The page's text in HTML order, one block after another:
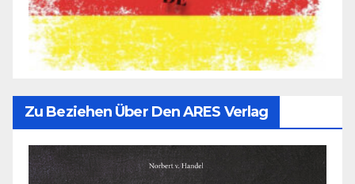
Zu Beziehen Über Den ARES Verlag